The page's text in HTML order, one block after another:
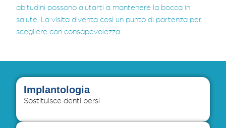
abitudini possono aiutarti a mantenere la bocca in
salute. La visita diventa così un punto di partenza per
scegliere con consapevolezza.
Implantologia
Sostituisce denti persi